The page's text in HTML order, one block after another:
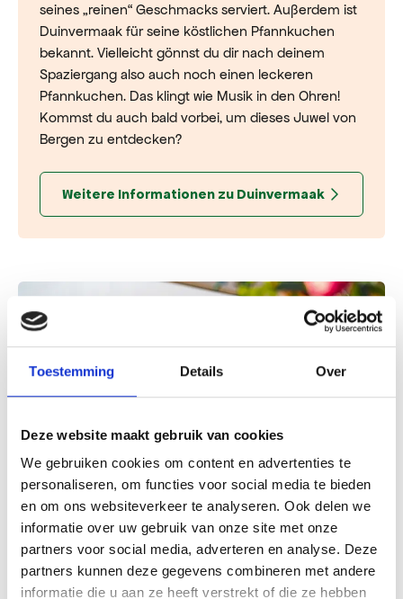
Toestemming Details Over
Deze website maakt gebruik van cookies
We gebruiken cookies om content en advertenties te
personaliseren, om functies voor social media te bieden
en om ons websiteverkeer te analyseren. Ook delen we
informatie over uw gebruik van onze site met onze
partners voor social media, adverteren en analyse. Deze
partners kunnen deze gegevens combineren met andere
informatie die u aan ze heeft verstrekt of die ze hebben
seines „reinen“ Geschmacks serviert. Außerdem ist
Duinvermaak für seine köstlichen Pfannkuchen
bekannt. Vielleicht gönnst du dir nach deinem
Spaziergang also auch noch einen leckeren
Pfannkuchen. Das klingt wie Musik in den Ohren!
Kommst du auch bald vorbei, um dieses Juwel von
Bergen zu entdecken?
Weitere Informationen zu Duinvermaak
Strandpavillons